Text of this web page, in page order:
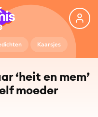
Kaarsjes
‘heit en mem’
moeder